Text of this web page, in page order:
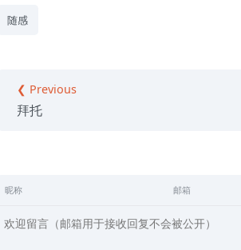
随感
❮ Previous
拜托
昵称 邮箱